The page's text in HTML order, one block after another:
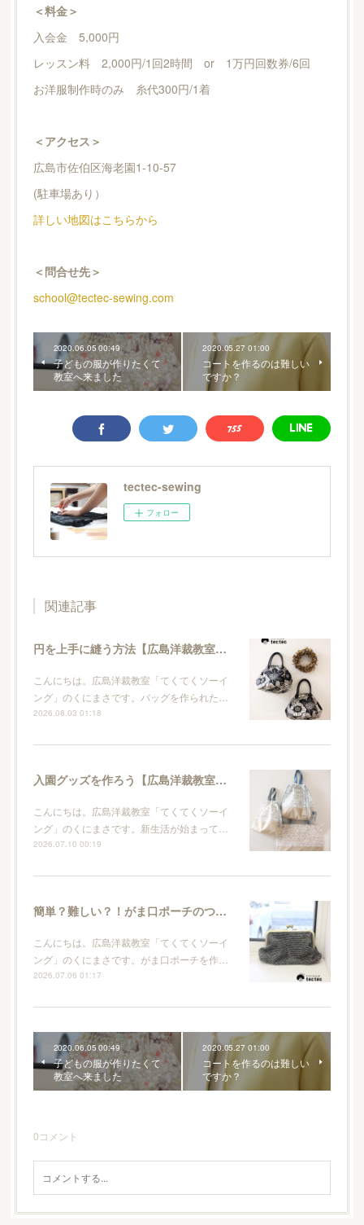
＜料金＞
入会金 5,000円
レッスン料 2,000円/1回2時間 or 1万円回数券/6回
お洋服制作時のみ 糸代300円/1着
＜アクセス＞
広島市佐伯区海老園1-10-57
(駐車場あり）
詳しい地図はこちらから
＜問合せ先＞
school@tectec-sewing.com
2020.06.05 00:49
子どもの服が作りたくて
教室へ来ました
2020.05.27 01:00
コートを作るのは難しい
ですか？
tectec-sewing
フォロー
関連記事
円を上手に縫う方法【広島洋裁教室・てくてくソーイング】
こんにちは。広島洋裁教室「てくてくソーイ
ング」のくにまさです。バッグを作られた…
2026.08.03 01:18
入園グッズを作ろう【広島洋裁教室・てくてくソーイング】
こんにちは。広島洋裁教室「てくてくソーイ
ング」のくにまさです。新生活が始まって…
2026.07.10 00:19
簡単？難しい？！がま口ポーチのつくり方【広島洋裁教室・てくてくソーイング】
こんにちは。広島洋裁教室「てくてくソーイ
ング」のくにまさです。がま口ポーチを作…
2026.07.06 01:17
2020.06.05 00:49
子どもの服が作りたくて
教室へ来ました
2020.05.27 01:00
コートを作るのは難しい
ですか？
0コメント